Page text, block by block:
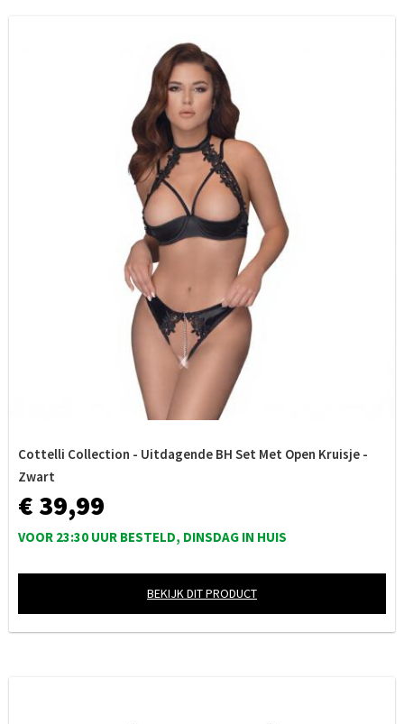
Cottelli Collection - Uitdagende BH Set Met Open Kruisje -
Zwart
€ 39,99
VOOR 23:30 UUR BESTELD, DINSDAG IN HUIS
BEKIJK DIT PRODUCT